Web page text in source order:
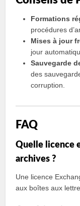
Formations
procédures
Mises à jour
jour
Sauvegarde
des
corruption.
FAQ
Quelle licence
archives ?
Une licence
aux boîtes aux